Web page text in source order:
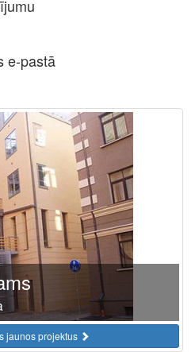
e-pastā
jaunos projektus